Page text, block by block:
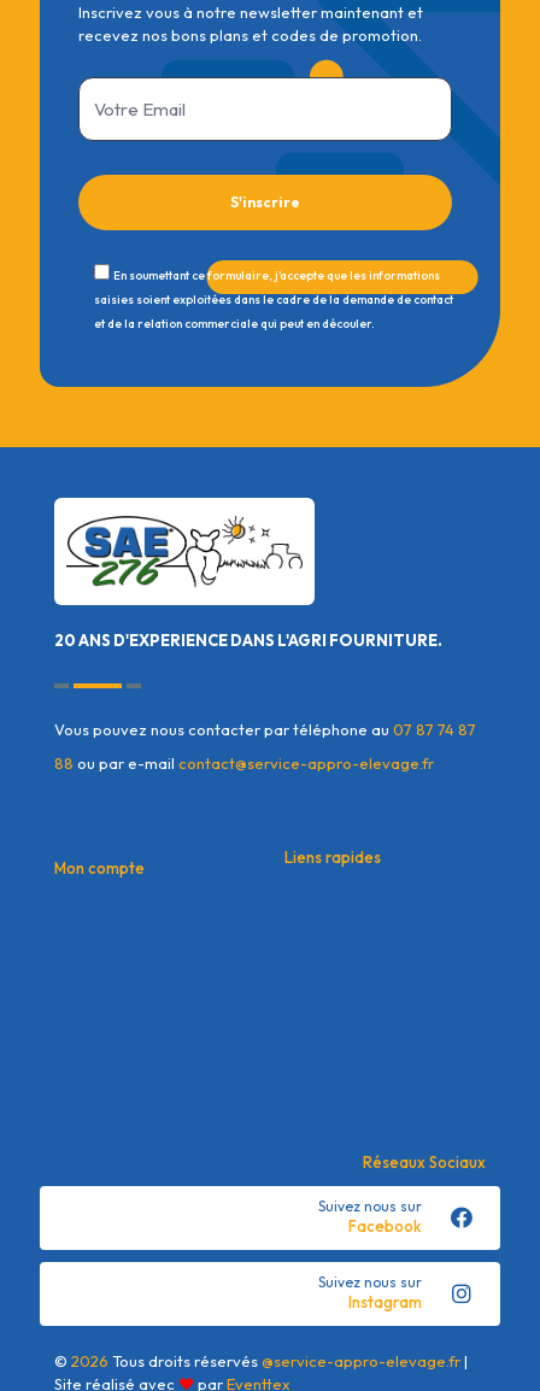
Inscrivez vous à notre newsletter maintenant et
recevez nos bons plans et codes de promotion.
En soumettant ce formulaire, j'accepte que les informations
saisies soient exploitées dans le cadre de la demande de contact
et de la relation commerciale qui peut en découler.
20 ANS D'EXPERIENCE DANS L'AGRI FOURNITURE.
Vous pouvez nous contacter par téléphone au 07 87 74 87
88 ou par e-mail contact@service-appro-elevage.fr
Mon compte
Liens rapides
Réseaux Sociaux
Facebook
Suivez nous sur
Instagram
Suivez nous sur
© 2026 Tous droits réservés@service-appro-elevage.fr|
Site réalisé avec ❤parEventtex